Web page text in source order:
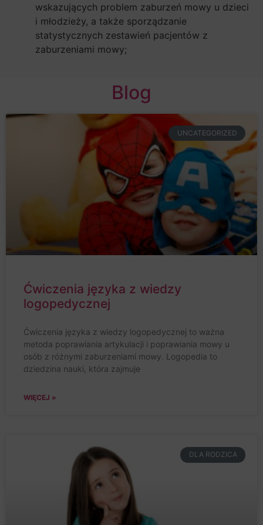
wskazujących problem zaburzeń mowy u dzieci
i młodzieży, a także sporządzanie
statystycznych zestawień pacjentów z
zaburzeniami mowy;
Blog
UNCATEGORIZED
Ćwiczenia języka z wiedzy
logopedycznej
Ćwiczenia języka z wiedzy logopedycznej to ważna
metoda poprawiania artykulacji i poprawiania mowy u
osób z różnymi zaburzeniami mowy. Logopedia to
dziedzina nauki, która zajmuje
WIĘCEJ »
DLA RODZICA